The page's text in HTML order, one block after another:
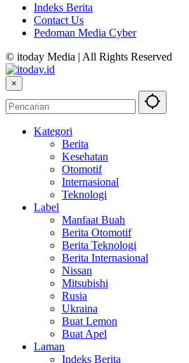
Indeks Berita
Contact Us
Pedoman Media Cyber
© itoday Media | All Rights Reserved
×
Kategori
Berita
Kesehatan
Otomotif
Internasional
Teknologi
Label
Manfaat Buah
Berita Otomotif
Berita Teknologi
Berita Internasional
Nissan
Mitsubishi
Rusia
Ukraina
Buat Lemon
Buat Apel
Laman
Indeks Berita